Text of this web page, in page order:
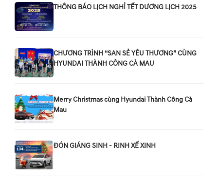
THÔNG BÁO LỊCH NGHỈ TẾT DƯƠNG LỊCH 2025
CHƯƠNG TRÌNH “SAN SẺ YÊU THƯƠNG” CÙNG
HYUNDAI THÀNH CÔNG CÀ MAU
Merry Christmas cùng Hyundai Thành Công Cà
Mau
ĐÓN GIÁNG SINH - RINH XẾ XINH